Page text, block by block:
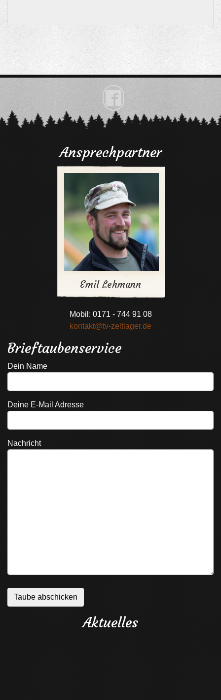

Ansprechpartner
Emil Lehmann
Mobil: 0171 - 744 91 08
kontakt@tv-zeltlager.de
Brieftaubenservice
Dein Name
Deine E-Mail Adresse
Nachricht
Aktuelles